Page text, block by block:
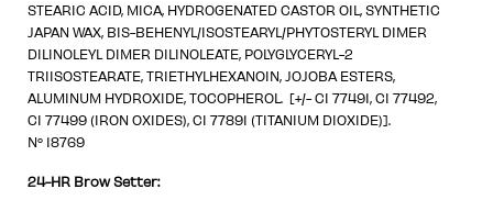
STEARIC ACID, MICA, HYDROGENATED CASTOR OIL, SYNTHETIC
JAPAN WAX, BIS-BEHENYL/ISOSTEARYL/PHYTOSTERYL DIMER
DILINOLEYL DIMER DILINOLEATE, POLYGLYCERYL-2
TRIISOSTEARATE, TRIETHYLHEXANOIN, JOJOBA ESTERS,
ALUMINUM HYDROXIDE, TOCOPHEROL. [+/- CI 77491, CI 77492,
CI 77499 (IRON OXIDES), CI 77891 (TITANIUM DIOXIDE)].
N° 18769
24-HR Brow Setter: